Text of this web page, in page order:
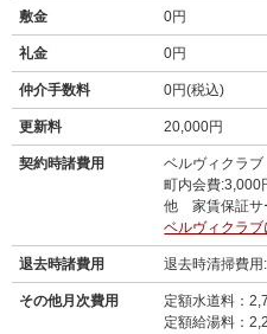
敷金 0円
礼金 0円
仲介手数料 0円(税込)
更新料 20,000円
契約時諸費用
ベルヴィクラ
町内会費:3,000
他 家賃保証サ
ベルヴィクラブ
退去時諸費用 退去時清掃費
その他月次費用
定額水道料：
定額給湯料：